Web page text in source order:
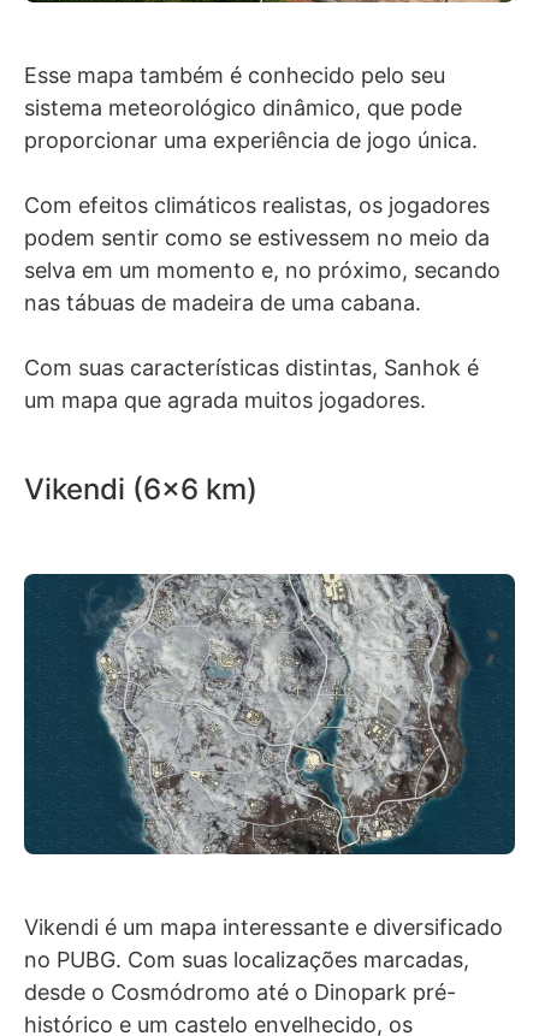
Esse mapa também é conhecido pelo seu
sistema meteorológico dinâmico, que pode
proporcionar uma experiência de jogo única.
Com efeitos climáticos realistas, os jogadores
podem sentir como se estivessem no meio da
selva em um momento e, no próximo, secando
nas tábuas de madeira de uma cabana.
Com suas características distintas, Sanhok é
um mapa que agrada muitos jogadores.
Vikendi (6×6 km)
Vikendi é um mapa interessante e diversificado
no PUBG. Com suas localizações marcadas,
desde o Cosmódromo até o Dinopark pré-
histórico e um castelo envelhecido, os